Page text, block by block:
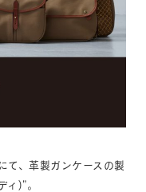
て、革製ガンケースの製
ィ)”。